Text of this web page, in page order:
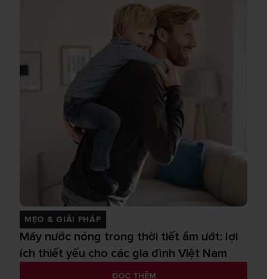
MẸO & GIẢI PHÁP
Máy nước nóng trong thời tiết ẩm ướt: lợi
ích thiết yếu cho các gia đình Việt Nam
ĐỌC THÊM